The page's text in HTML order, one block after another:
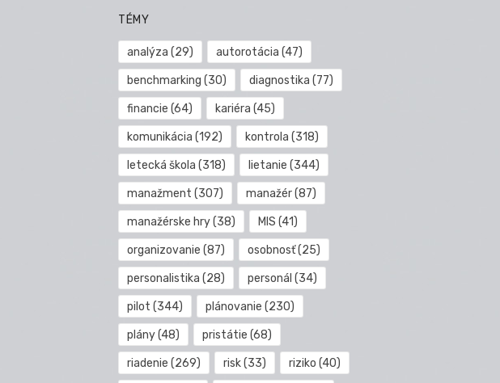
TÉMY
analýza (29) autorotácia (47)
benchmarking (30) diagnostika (77)
financie (64) kariéra (45)
komunikácia (192) kontrola (318)
letecká škola (318) lietanie (344)
manažment (307) manažér(87)
manažérske hry(38) MIS (41)
organizovanie (87) osobnosť(25)
personalistika (28) personál (34)
pilot (344) plánovanie (230)
plány(48) pristátie (68)
riadenie (269) risk(33) riziko (40)